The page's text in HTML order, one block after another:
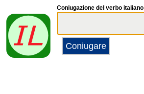
Coniugazione del verbo italiano